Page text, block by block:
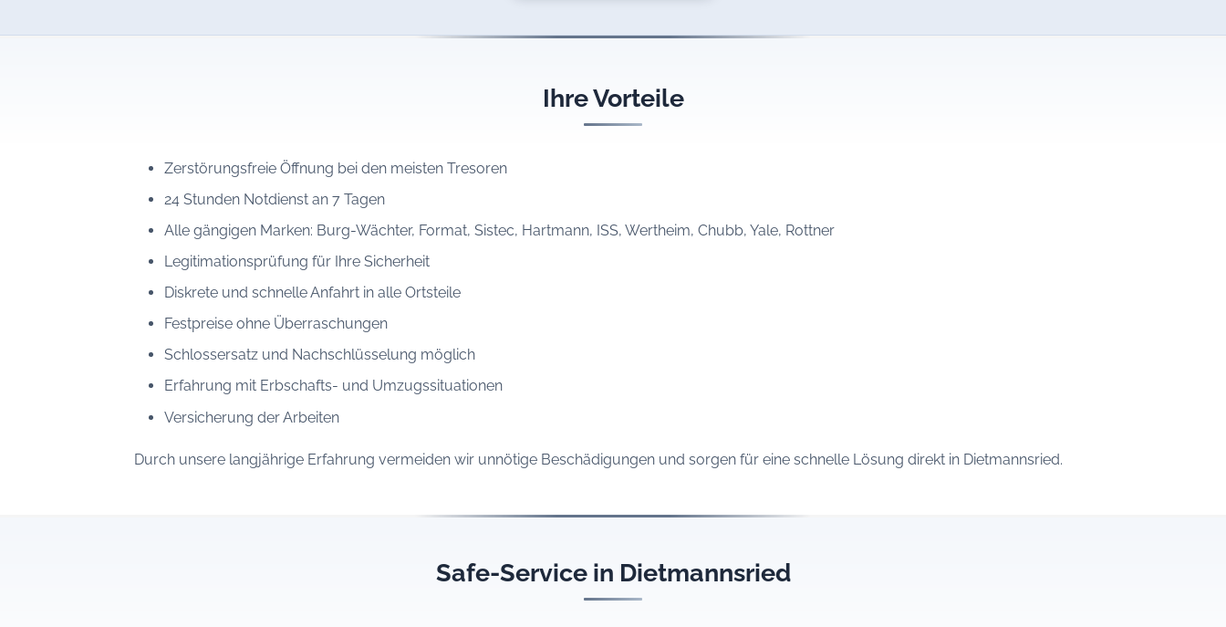
Ihre Vorteile
Zerstörungsfreie Öffnung bei den meisten Tresoren
24 Stunden Notdienst an 7 Tagen
Alle gängigen Marken: Burg-Wächter, Format, Sistec, Hartmann, ISS, Wertheim, Chubb, Yale, Rottner
Legitimationsprüfung für Ihre Sicherheit
Diskrete und schnelle Anfahrt in alle Ortsteile
Festpreise ohne Überraschungen
Schlossersatz und Nachschlüsselung möglich
Erfahrung mit Erbschafts- und Umzugssituationen
Versicherung der Arbeiten
Durch unsere langjährige Erfahrung vermeiden wir unnötige Beschädigungen und sorgen für eine schnelle Lösung direkt in Dietmannsried.
Safe-Service in Dietmannsried